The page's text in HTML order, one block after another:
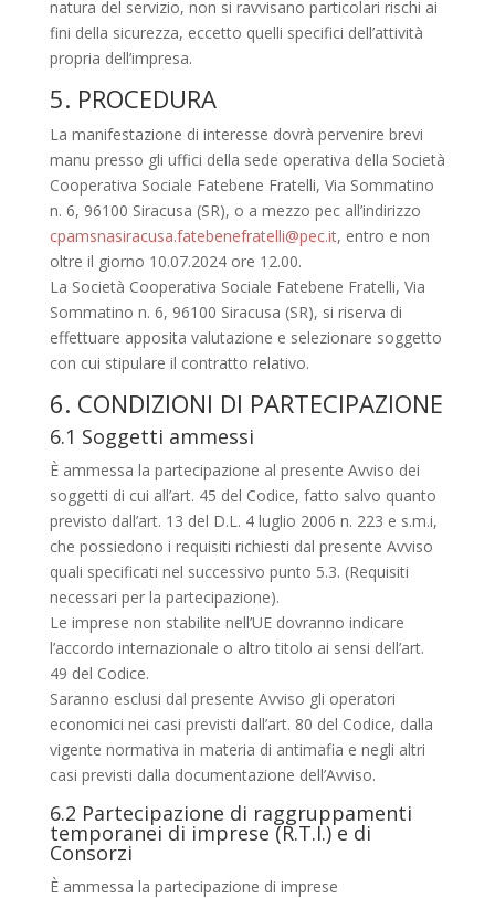
natura del servizio, non si ravvisano particolari rischi ai
fini della sicurezza, eccetto quelli specifici dell’attività
propria dell’impresa.
5. PROCEDURA
La manifestazione di interesse dovrà pervenire brevi
manu presso gli uffici della sede operativa della Società
Cooperativa Sociale Fatebene Fratelli, Via Sommatino
n. 6, 96100 Siracusa (SR), o a mezzo pec all’indirizzo
cpamsnasiracusa.fatebenefratelli@pec.it, entro e non
oltre il giorno 10.07.2024 ore 12.00.
La Società Cooperativa Sociale Fatebene Fratelli, Via
Sommatino n. 6, 96100 Siracusa (SR), si riserva di
effettuare apposita valutazione e selezionare soggetto
con cui stipulare il contratto relativo.
6. CONDIZIONI DI PARTECIPAZIONE
6.1 Soggetti ammessi
È ammessa la partecipazione al presente Avviso dei
soggetti di cui all’art. 45 del Codice, fatto salvo quanto
previsto dall’art. 13 del D.L. 4 luglio 2006 n. 223 e s.m.i,
che possiedono i requisiti richiesti dal presente Avviso
quali specificati nel successivo punto 5.3. (Requisiti
necessari per la partecipazione).
Le imprese non stabilite nell’UE dovranno indicare
l’accordo internazionale o altro titolo ai sensi dell’art.
49 del Codice.
Saranno esclusi dal presente Avviso gli operatori
economici nei casi previsti dall’art. 80 del Codice, dalla
vigente normativa in materia di antimafia e negli altri
casi previsti dalla documentazione dell’Avviso.
6.2 Partecipazione di raggruppamenti
temporanei di imprese (R.T.I.) e di
Consorzi
È ammessa la partecipazione di imprese